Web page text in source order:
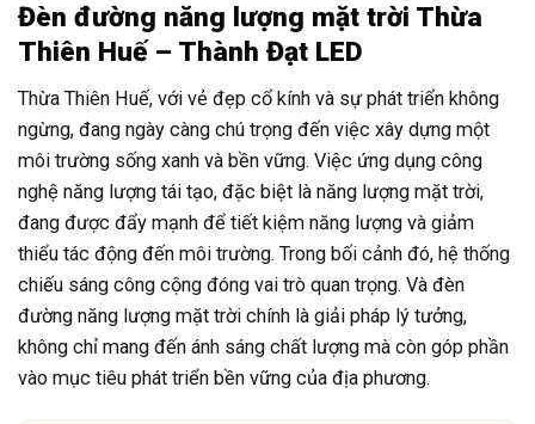
Đèn đường năng lượng mặt trời Thừa
Thiên Huế – Thành Đạt LED
Thừa Thiên Huế, với vẻ đẹp cổ kính và sự phát triển không
ngừng, đang ngày càng chú trọng đến việc xây dựng một
môi trường sống xanh và bền vững. Việc ứng dụng công
nghệ năng lượng tái tạo, đặc biệt là năng lượng mặt trời,
đang được đẩy mạnh để tiết kiệm năng lượng và giảm
thiểu tác động đến môi trường. Trong bối cảnh đó, hệ thống
chiếu sáng công cộng đóng vai trò quan trọng. Và đèn
đường năng lượng mặt trời chính là giải pháp lý tưởng,
không chỉ mang đến ánh sáng chất lượng mà còn góp phần
vào mục tiêu phát triển bền vững của địa phương.